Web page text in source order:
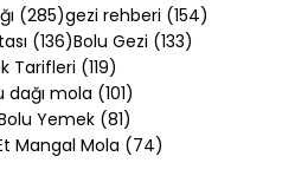
(285)285 yazı
gezi rehberi (154)
(136)136 yazı
Bolu Gezi (133)
Tarifleri (119)
dağı mola (101)
yazıYemek (81)
yazı
Mangal Mola (74)